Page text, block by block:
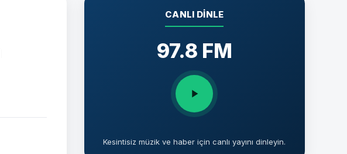
CANLI DINLE
97.8 FM
Kesintisiz müzik ve haber için canlı yayını dinleyin.